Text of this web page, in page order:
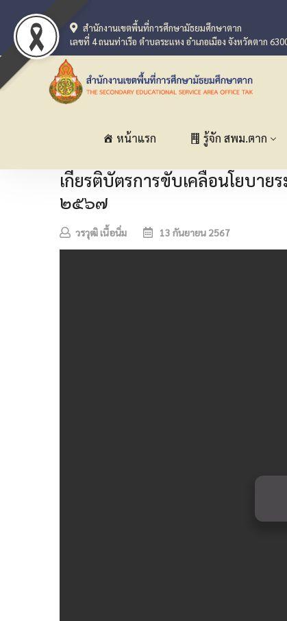
สำนักงานเขตพื้นที่การศึกษามัธยมศึกษาตาก
เลขที่ 4 ถนนท่าเรือ ตำบลระแหง อำเภอเมือง จังหวัดตาก
หน้าแรก รู้จัก สพม.ตาก
เกียรติบัตรการขับเคลื่อนโยบาย
๒๕๖๗
วรวุฒิ เนื้อนิ่ม 13 กันยายน 2567